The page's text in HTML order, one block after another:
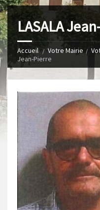
LASALA
Accueil Votre Mairie
Jean-Pierre